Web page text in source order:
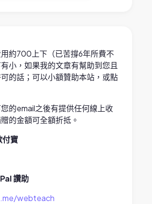
約700上下（已苦撐6年所費不
小，如果我的文章有幫助到您且
的話；可以小額贊助本站，或點
的email之後有提供任何線上收
的金額可全額折抵。
付寶
讚助
webteach